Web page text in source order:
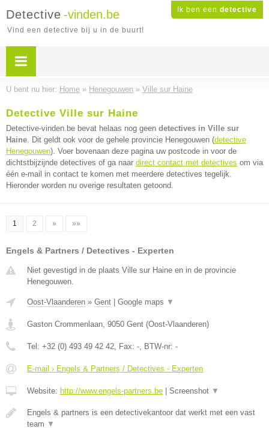
Ik ben een detective
Detective -vinden.be
Vind een detective bij u in de buurt!
U bent nu hier: Home » Henegouwen » Ville sur Haine
Detective Ville sur Haine
Detective-vinden.be bevat helaas nog geen detectives in Ville sur
Haine. Dit geldt ook voor de gehele provincie Henegouwen (detective
Henegouwen). Voer bovenaan deze pagina uw postcode in voor de
dichtstbijzijnde detectives of ga naar direct contact met detectives om via
één e-mail in contact te komen met meerdere detectives tegelijk.
Hieronder worden nu overige resultaten getoond.
1 2 » »»
Engels & Partners / Detectives - Experten
Niet gevestigd in de plaats Ville sur Haine en in de provincie
Henegouwen.
Oost-Vlaanderen » Gent Google maps ▼
Gaston Crommenlaan, 9050 Gent (Oost-Vlaanderen)
Tel: +32 (0) 493 49 42 42, Fax: -, BTW-nr: -
E-mail › Engels & Partners / Detectives - Experten
Website: http://www.engels-partners.be Screenshot ▼
Engels & partners is een detectivekantoor dat werkt met een vast
team ▼